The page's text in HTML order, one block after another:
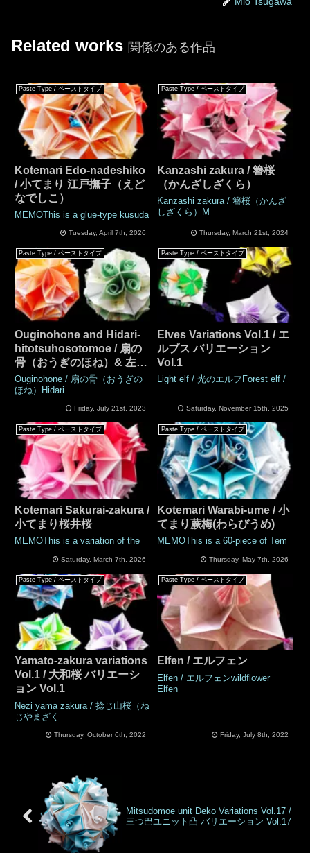
Related works 関係のある作品
Paste Type / ペーストタイプ
Kotemari Edo-nadeshiko
/ 小てまり 江戸撫子（えど
なでしこ）
MEMOThis is a glue-type kusuda
Tuesday, April 7th, 2026
Paste Type / ペーストタイプ
Kanzashi zakura / 簪桜
（かんざしざくら）
Kanzashi zakura / 簪桜（かんざ
しざくら）M
Thursday, March 21st, 2024
Paste Type / ペーストタイプ
Ouginohone and Hidari-
hitotsuhosotomoe / 扇の
骨（おうぎのほね）& 左一
つ細巴（ひだりひとつほそ
ともえ）
Ouginohone / 扇の骨（おうぎの
ほね）Hidari
Friday, July 21st, 2023
Paste Type / ペーストタイプ
Elves Variations Vol.1 / エ
ルブス バリエーション
Vol.1
Light elf / 光のエルフForest elf /
Saturday, November 15th, 2025
Paste Type / ペーストタイプ
Kotemari Sakurai-zakura /
小てまり桜井桜
MEMOThis is a variation of the
Saturday, March 7th, 2026
Paste Type / ペーストタイプ
Kotemari Warabi-ume / 小
てまり蕨梅(わらびうめ)
MEMOThis is a 60-piece of Tem
Thursday, May 7th, 2026
Paste Type / ペーストタイプ
Yamato-zakura variations
Vol.1 / 大和桜 バリエーシ
ョン Vol.1
Nezi yama zakura / 捻じ山桜（ね
じやまざく
Thursday, October 6th, 2022
Paste Type / ペーストタイプ
Elfen / エルフェン
Elfen / エルフェンwildflower
Elfen
Friday, July 8th, 2022
Mitsudomoe unit Deko Variations Vol.17 /
三つ巴ユニット凸 バリエーション Vol.17